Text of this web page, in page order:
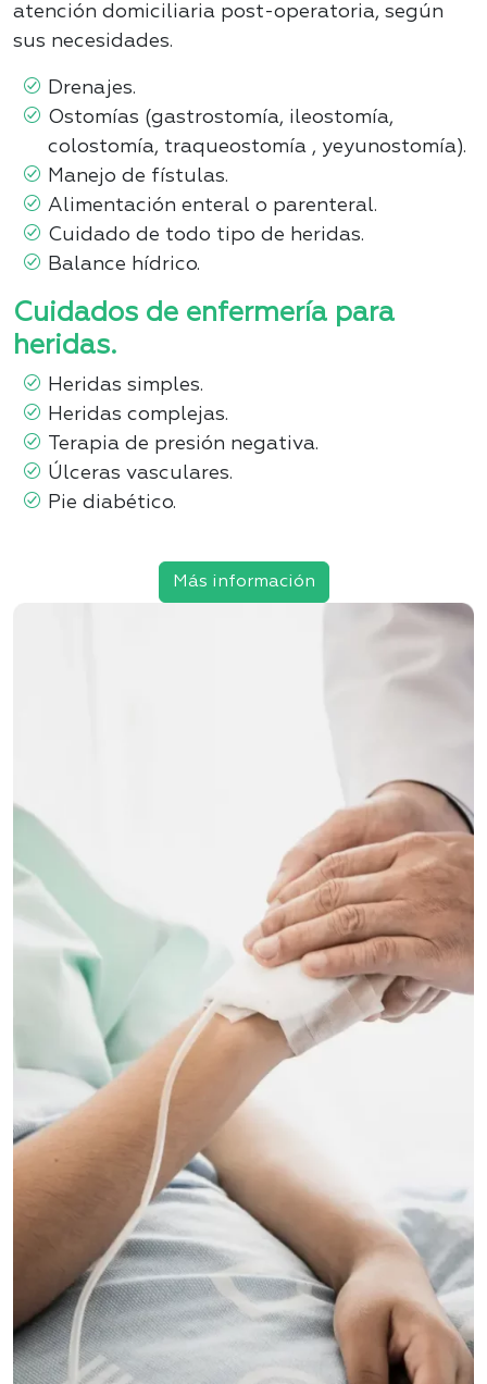
atención domiciliaria post-operatoria, según
sus necesidades.
Drenajes.
Ostomías (gastrostomía, ileostomía,
colostomía, traqueostomía , yeyunostomía).
Manejo de fístulas.
Alimentación enteral o parenteral.
Cuidado de todo tipo de heridas.
Balance hídrico.
Cuidados de enfermería para
heridas.
Heridas simples.
Heridas complejas.
Terapia de presión negativa.
Úlceras vasculares.
Pie diabético.
Más información